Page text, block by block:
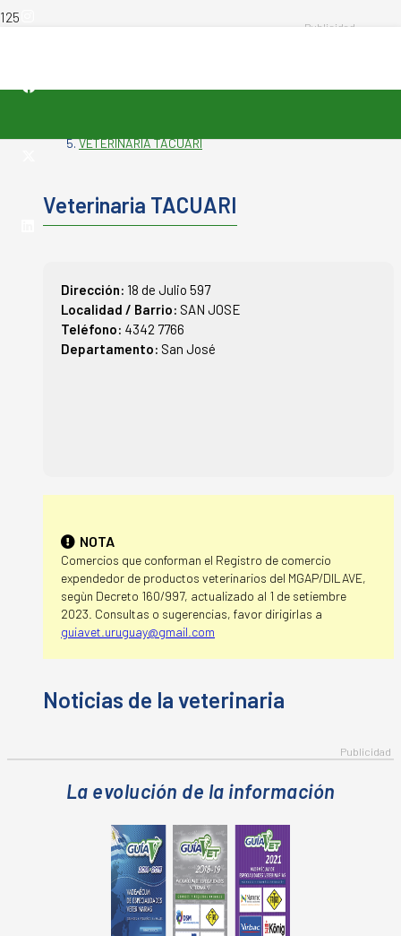
-
VETERINARIA TACUARI
Veterinaria TACUARI
Dirección: 18 de Julio 597
Localidad / Barrio: SAN JOSE
Teléfono: 4342 7766
Departamento: San José
NOTA
Comercios que conforman el Registro de comercio
expendedor de productos veterinarios del MGAP/DILAVE,
segùn Decreto 160/997, actualizado al 1 de setiembre
2023. Consultas o sugerencias, favor dirigirlas a
guiavet.uruguay@gmail.com
La evolución de la información